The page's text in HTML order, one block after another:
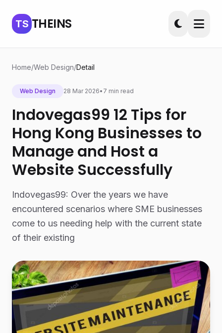
TS THEINS
Home/Web Design/Detail
Web Design 28 Mar 2026• 7 min read
Indovegas99 12 Tips for
Hong Kong Businesses to
Manage and Host a
Website Successfully
Indovegas99: Over the years we have
encountered scenarios where SME businesses
come to us needing help with the current state
of their existing